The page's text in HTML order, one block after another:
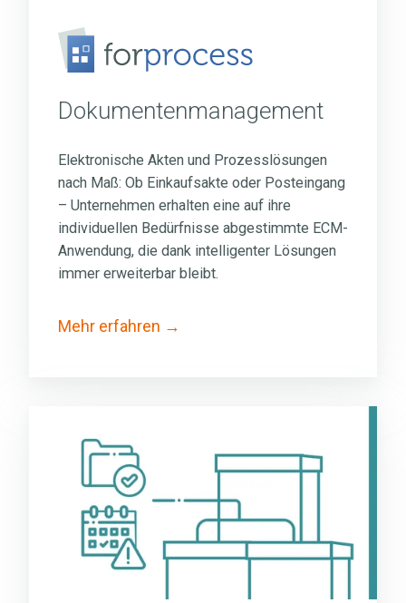
Dokumentenmanagement
Elektronische Akten und Prozesslösungen
nach Maß: Ob Einkaufsakte oder Posteingang
– Unternehmen erhalten eine auf ihre
individuellen Bedürfnisse abgestimmte ECM-
Anwendung, die dank intelligenter Lösungen
immer erweiterbar bleibt.
Mehr erfahren